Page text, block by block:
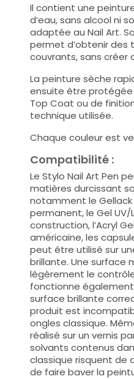
Il contient une
d’eau, sans alcool ni
adaptée au Nail Art.
permet d’obtenir des
couvrants, sans créer
La peinture sèche
ensuite être
Top Coat ou de
technique utilisée.
Chaque couleur est
Compatibilité :
Le Stylo Nail Art Pen
matières durcissant
notamment le Gellack
permanent, le Gel UV/
construction, l’Acryl
américaine, les
peut être utilisé sur
brillante. Une surface
légèrement le
fonctionne
surface brillante
produit est
ongles classique.
réalisé sur un vernis
solvants contenus
classique risquent de
de faire baver la